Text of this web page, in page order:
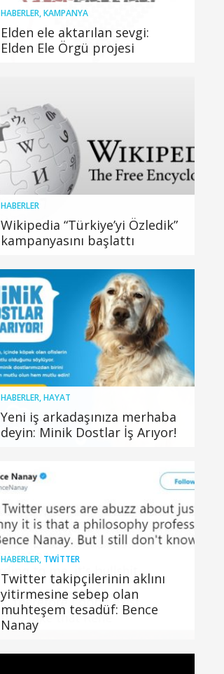
HABERLER,KAMPANYA
Elden ele aktarılan sevgi:
Elden Ele Örgü projesi
HABERLER
Wikipedia “Türkiye’yi Özledik”
kampanyasını başlattı
HABERLER,HAYAT
Yeni iş arkadaşınıza merhaba
deyin: Minik Dostlar İş Arıyor!
HABERLER, TWITTER
Twitter takipçilerinin aklını
yitirmesine sebep olan
muhteşem tesadüf: Bence
Nanay